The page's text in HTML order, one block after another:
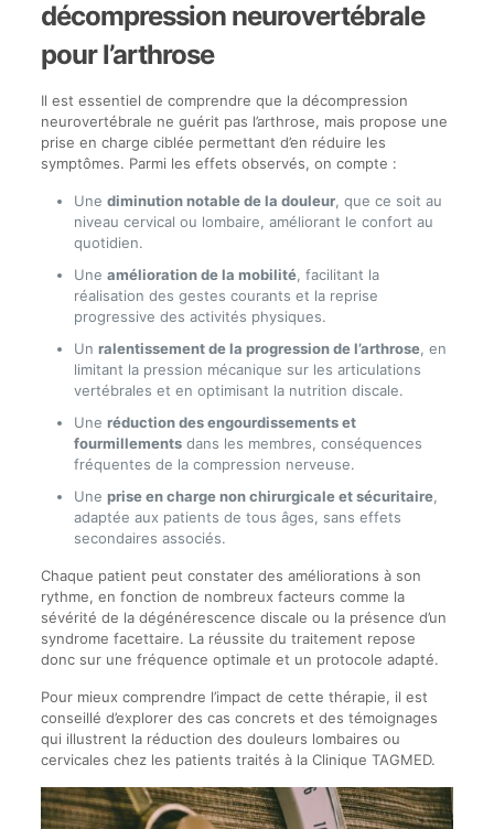
décompression neurovertébrale
pour l’arthrose
Il est essentiel de comprendre que la décompression
neurovertébrale ne guérit pas l’arthrose, mais propose une
prise en charge ciblée permettant d’en réduire les
symptômes. Parmi les effets observés, on compte :
Une diminution notable de la douleur, que ce soit au
niveau cervical ou lombaire, améliorant le confort au
quotidien.
Une amélioration de la mobilité, facilitant la
réalisation des gestes courants et la reprise
progressive des activités physiques.
Un ralentissement de la progression de l’arthrose, en
limitant la pression mécanique sur les articulations
vertébrales et en optimisant la nutrition discale.
Une réduction des engourdissements et
fourmillementsdans les membres, conséquences
fréquentes de la compression nerveuse.
Une prise en charge non chirurgicale et sécuritaire,
adaptée aux patients de tous âges, sans effets
secondaires associés.
Chaque patient peut constater des améliorations à son
rythme, en fonction de nombreux facteurs comme la
sévérité de la dégénérescence discale ou la présence d’un
syndrome facettaire. La réussite du traitement repose
donc sur une fréquence optimale et un protocole adapté.
Pour mieux comprendre l’impact de cette thérapie, il est
conseillé d’explorer des cas concrets et des témoignages
qui illustrent la réduction des douleurs lombaires ou
cervicales chez les patients traités à la Clinique TAGMED.